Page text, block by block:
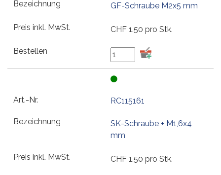
GF-Schraube M2x5 mm
CHF 1.50 pro Stk.
RC115161
SK-Schraube + M1,6x4
mm
CHF 1.50 pro Stk.